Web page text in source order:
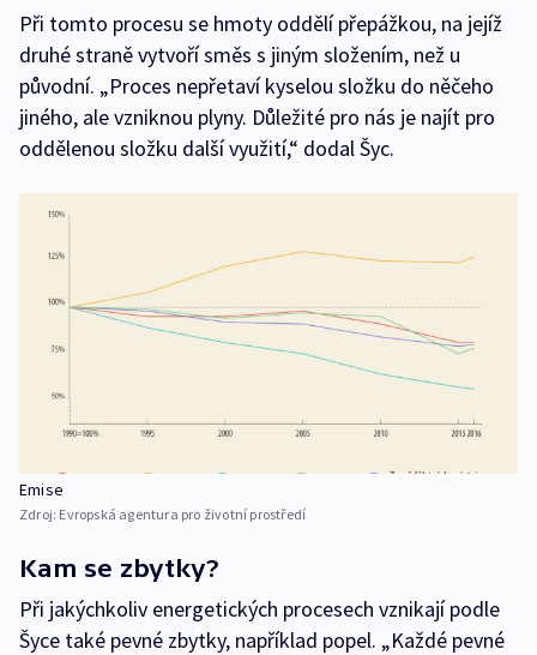
Při tomto procesu se hmoty oddělí přepážkou, na jejíž
druhé straně vytvoří směs s jiným složením, než u
původní. „Proces nepřetaví kyselou složku do něčeho
jiného, ale vzniknou plyny. Důležité pro nás je najít pro
oddělenou složku další využití,“ dodal Šyc.
Emise
Zdroj: Evropská agentura pro životní prostředí
Kam se zbytky?
Při jakýchkoliv energetických procesech vznikají podle
Šyce také pevné zbytky, například popel. „Každé pevné